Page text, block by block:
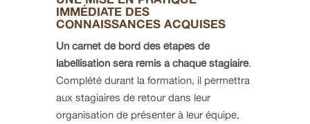
IMMÉDIATE DES
CONNAISSANCES ACQUISES
Un carnet de bord des étapes de
labellisation sera remis à chaque stagiaire.
Complété durant la formation, il permettra
aux stagiaires de retour dans leur
organisation de présenter à leur équipe,